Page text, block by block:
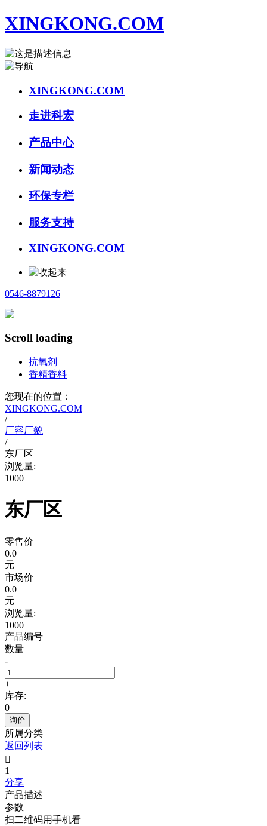
XINGKONG.COM
XINGKONG.COM
走进科宏
产品中心
新闻动态
环保专栏
服务支持
XINGKONG.COM
0546-8879126
Scroll loading
抗氧剂
香精香料
您现在的位置：
XINGKONG.COM
/
厂容厂貌
/
东厂区
浏览量:
1000
东厂区
零售价
0.0
元
市场价
0.0
元
浏览量:
1000
产品编号
数量
-
+
库存:
0
询价
所属分类
返回列表

1
分享
产品描述
参数
扫二维码用手机看